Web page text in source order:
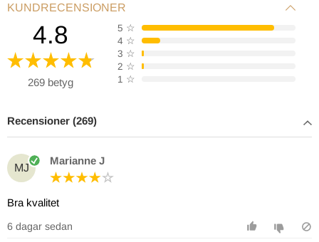
KUNDRECENSIONER
4.8
269 betyg
5 ☆
4 ☆
3 ☆
2 ☆
1 ☆
Recensioner (269)
MJ
Marianne J
Bra kvalitet
6 dagar sedan